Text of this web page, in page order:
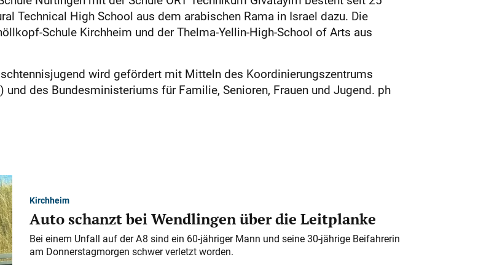
Technical High School aus dem arabischen Rama in Israel dazu. Die
Schule Kirchheim und der Thelma-Yellin-High-School of Arts aus
wird gefördert mit Mitteln des Koordinierungszentrums
des Bundesministeriums für Familie, Senioren, Frauen und Jugend. ph
Kirchheim
Auto schanzt bei Wendlingen über die Leitplanke
Bei einem Unfall auf der A 8 sind ein 60-jähriger Mann und seine 30-jährige Beifahrerin
am Donnerstagmorgen schwer verletzt worden.